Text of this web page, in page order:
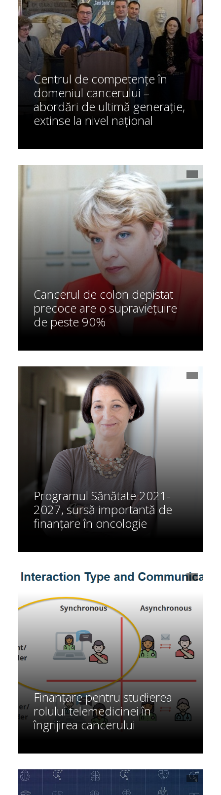
Centrul de competențe în
domeniul cancerului –
abordări de ultimă generație,
extinse la nivel național
Cancerul de colon depistat
precoce are o supraviețuire
de peste 90%
Programul Sănătate 2021-
2027, sursă importantă de
finanțare în oncologie
Finanțare pentru studierea
rolului telemedicinei în
îngrijirea cancerului